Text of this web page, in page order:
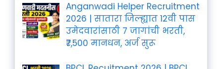
Anganwadi Helper Recruitment
2026 | सातारा जिल्ह्यात 12वी पास
उमेदवारांसाठी 7 जागांची भरती,
₹7,500 मानधन, अर्ज सुरू